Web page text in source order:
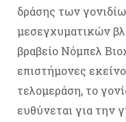
δράσης των
μεσεγχυματικών
βραβείο Νόμπελ
επιστήμονες
τελομεράση, το
ευθύνεται για